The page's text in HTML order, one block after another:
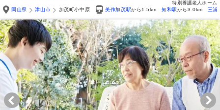
特別養護老人ホーム
岡山県
津山市 加茂町小中原 美作加茂駅から1.5km 知和駅から3.0km 三浦